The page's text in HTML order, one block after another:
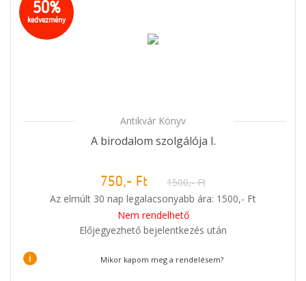
50%
kedvezmény
Antikvár Könyv
A birodalom szolgálója I.
750,- Ft
1500,- Ft
Az elmúlt 30 nap legalacsonyabb ára: 1500,- Ft
Nem rendelhető
Előjegyezhető bejelentkezés után
i Mikor kapom meg a rendelésem?